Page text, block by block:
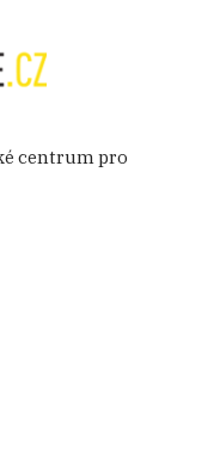
centrum pro